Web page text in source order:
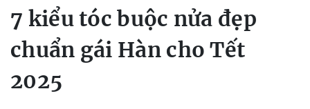
7 kiểu tóc buộc nửa đẹp
chuẩn gái Hàn cho Tết
2025